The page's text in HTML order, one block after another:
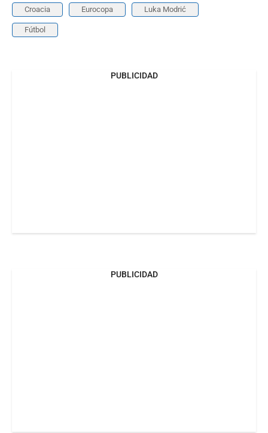
Croacia Eurocopa Luka Modrić
Fútbol
PUBLICIDAD
PUBLICIDAD